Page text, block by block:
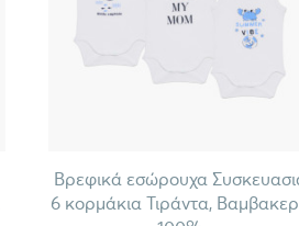
Βρεφικά εσώρουχα
6 κορμάκια Τιράντα,